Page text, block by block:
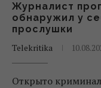
Журналист
обнаружил у
прослушки
Telekritika
Открыто